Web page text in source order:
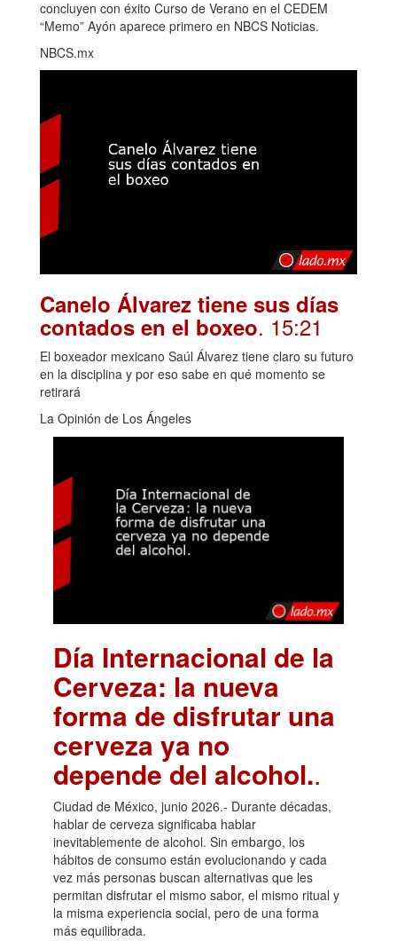
concluyen con éxito Curso de Verano en el CEDEM
“Memo” Ayón aparece primero en NBCS Noticias.
NBCS.mx
Canelo Álvarez tiene sus días
contados en el boxeo. 15:21
El boxeador mexicano Saúl Álvarez tiene claro su futuro
en la disciplina y por eso sabe en qué momento se
retirará
La Opinión de Los Ángeles
Día Internacional de la
Cerveza: la nueva
forma de disfrutar una
cerveza ya no
depende del alcohol..
Ciudad de México, junio 2026.- Durante décadas,
hablar de cerveza significaba hablar
inevitablemente de alcohol. Sin embargo, los
hábitos de consumo están evolucionando y cada
vez más personas buscan alternativas que les
permitan disfrutar el mismo sabor, el mismo ritual y
la misma experiencia social, pero de una forma
más equilibrada.